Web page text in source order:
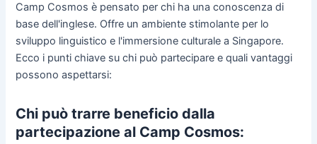
Camp Cosmos è pensato per chi ha una conoscenza di
base dell'inglese. Offre un ambiente stimolante per lo
sviluppo linguistico e l'immersione culturale a Singapore.
Ecco i punti chiave su chi può partecipare e quali vantaggi
possono aspettarsi:
Chi può trarre beneficio dalla
partecipazione al Camp Cosmos: